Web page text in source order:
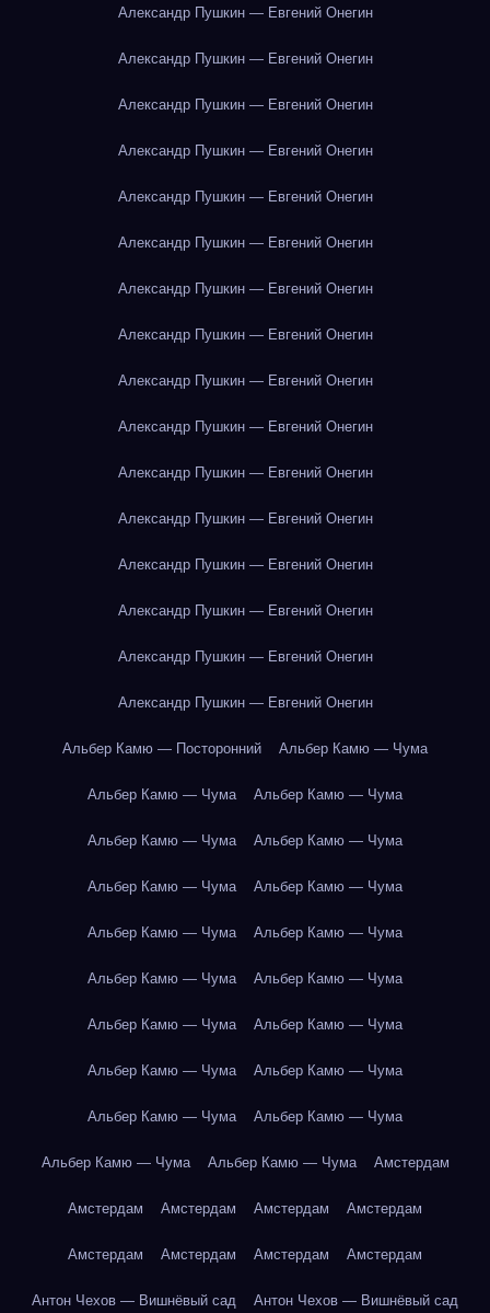
Александр Пушкин — Евгений Онегин
Александр Пушкин — Евгений Онегин
Александр Пушкин — Евгений Онегин
Александр Пушкин — Евгений Онегин
Александр Пушкин — Евгений Онегин
Александр Пушкин — Евгений Онегин
Александр Пушкин — Евгений Онегин
Александр Пушкин — Евгений Онегин
Александр Пушкин — Евгений Онегин
Александр Пушкин — Евгений Онегин
Александр Пушкин — Евгений Онегин
Александр Пушкин — Евгений Онегин
Александр Пушкин — Евгений Онегин
Александр Пушкин — Евгений Онегин
Александр Пушкин — Евгений Онегин
Александр Пушкин — Евгений Онегин
Альбер Камю — Посторонний Альбер Камю — Чума
Альбер Камю — Чума Альбер Камю — Чума
Альбер Камю — Чума Альбер Камю — Чума
Альбер Камю — Чума Альбер Камю — Чума
Альбер Камю — Чума Альбер Камю — Чума
Альбер Камю — Чума Альбер Камю — Чума
Альбер Камю — Чума Альбер Камю — Чума
Альбер Камю — Чума Альбер Камю — Чума
Альбер Камю — Чума Альбер Камю — Чума
Альбер Камю — Чума Альбер Камю — Чума Амстердам
Амстердам Амстердам Амстердам Амстердам
Амстердам Амстердам Амстердам Амстердам
Антон Чехов — Вишнёвый сад Антон Чехов — Вишнёвый сад